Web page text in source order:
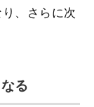
、さらに次
る